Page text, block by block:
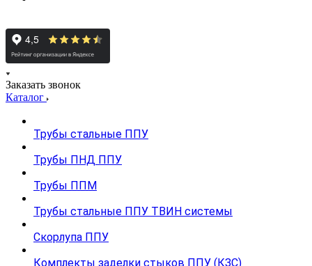
Заказать звонок
Каталог
Трубы стальные ППУ
Трубы ПНД ППУ
Трубы ППМ
Трубы стальные ППУ ТВИН системы
Скорлупа ППУ
Комплекты заделки стыков ППУ (КЗС)